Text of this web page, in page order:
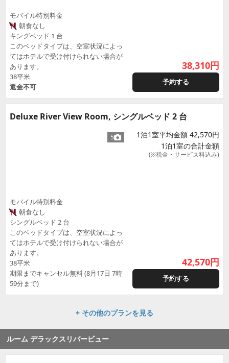
モバイル特別料金
朝食なし
キングベッド 1 台
このベッドタイプは、空室状況によっ
てはホテルで受け付けられない場合が
あります。
38平米
返金不可
38,310円
予約する
Deluxe River View Room, シングルベッド 2 台
5
モバイル特別料金
朝食なし
シングルベッド 2 台
このベッドタイプは、空室状況によっ
てはホテルで受け付けられない場合が
あります。
38平米
期限までキャンセル無料 (8月17日 7時
59分まで)
1泊1室平均金額 42,570円
1泊1室の合計金額
(※税金・サービス料込み)
42,570円
予約する
+ その他のプランを見る
ルーム デラックスリバービュー